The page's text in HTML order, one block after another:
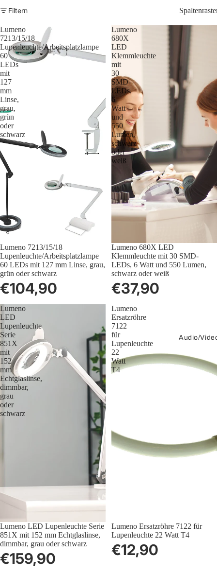
Audio/
Filtern
Lumeno
7213/15/18
Lupenleuchte/Arbeitsplatzlampe
60
LEDs
mit
127
mm
Linse,
grau,
grün
oder
schwarz
Lumeno 7213/15/18
Lupenleuchte/Arbeitsplatzlampe
60 LEDs mit 127 mm Linse, grau,
grün oder schwarz
€104,90
Lumeno
680X
LED
Klemmleuchte
mit
30
SMD-
LEDs,
6
Watt
und
550
Lumen,
schwarz
oder
weiß
Lumeno 680X LED
Klemmleuchte mit 30 SMD-
LEDs, 6 Watt und 550 Lumen,
schwarz oder weiß
€37,90
Lumeno
LED
Lupenleuchte
Serie
851X
mit
152
mm
Echtglaslinse,
dimmbar,
grau
oder
schwarz
Lumeno LED Lupenleuchte Serie
851X mit 152 mm Echtglaslinse,
dimmbar, grau oder schwarz
€159,90
Lumeno
Ersatzröhre
7122
für
Lupenleuchte
22
Watt
T4
Ausverkauft
Lumeno Ersatzröhre 7122 für
Lupenleuchte 22 Watt T4
€12,90